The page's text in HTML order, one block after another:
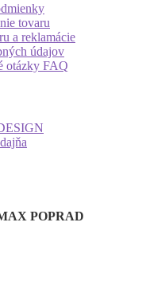
tovaru
a reklamácie
údajov
otázky FAQ
POPRAD